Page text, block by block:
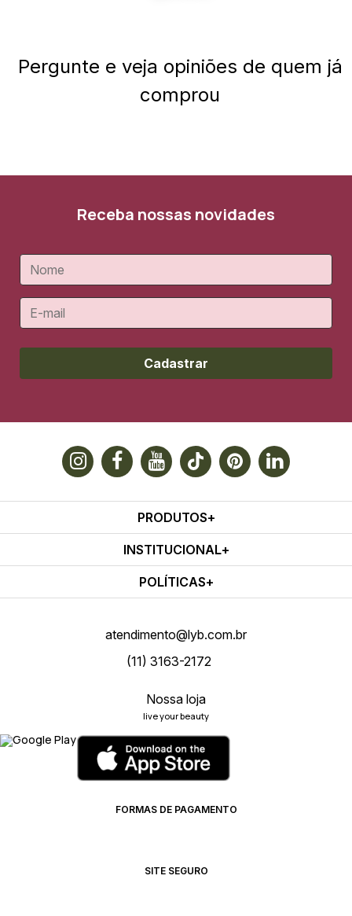
Pergunte e veja opiniões de quem já
comprou
Receba nossas novidades
Cadastrar
PRODUTOS
INSTITUCIONAL
POLÍTICAS
atendimento@lyb.com.br
(11) 3163-2172
Nossa loja
live your beauty
FORMAS DE PAGAMENTO
SITE SEGURO